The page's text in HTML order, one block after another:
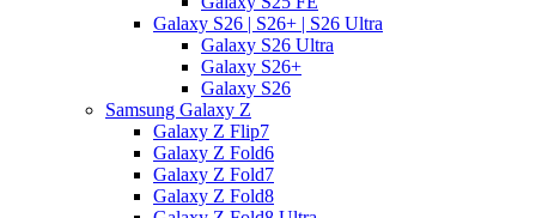
Galaxy S26 | S26+ | S26 Ultra
Galaxy S26 Ultra
Galaxy S26+
Galaxy S26
Samsung Galaxy Z
Galaxy Z Flip7
Galaxy Z Fold6
Galaxy Z Fold7
Galaxy Z Fold8